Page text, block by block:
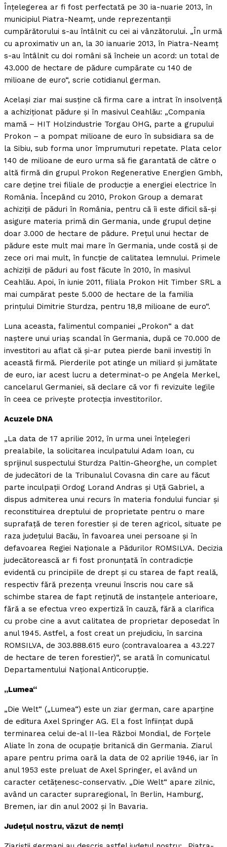
Înţelegerea ar fi fost perfectată pe 30 ia-nuarie 2013, în
municipiul Piatra-Neamţ, unde reprezentanţii
cumpărătorului s-au întâlnit cu cei ai vânzătorului. „În urmă
cu aproximativ un an, la 30 ianuarie 2013, în Piatra-Neamţ
s-au întâlnit cu doi români să încheie un acord: un total de
43.000 de hectare de pădure cumpărate cu 140 de
milioane de euro“, scrie cotidianul german.
Acelaşi ziar mai susţine că firma care a intrat în insolvenţă
a achiziţionat pădure şi în masivul Ceahlău: „Compania
mamă – HIT Holzindustrie Torgau OHG, parte a grupului
Prokon – a pompat milioane de euro în subsidiara sa de
la Sibiu, sub forma unor împrumuturi repetate. Plata celor
140 de milioane de euro urma să fie garantată de către o
altă firmă din grupul Prokon Regenerative Energien Gmbh,
care deţine trei filiale de producţie a energiei electrice în
România. Începând cu 2010, Prokon Group a demarat
achiziţii de păduri în România, pentru că îi este dificil să-şi
asigure materia primă din Germania, unde grupul deţine
doar 3.000 de hectare de pădure. Preţul unui hectar de
pădure este mult mai mare în Germania, unde costă şi de
zece ori mai mult, în funcţie de calitatea lemnului. Primele
achiziţii de păduri au fost făcute în 2010, în masivul
Ceahlău. Apoi, în iunie 2011, filiala Prokon Hit Timber SRL a
mai cumpărat peste 5.000 de hectare de la familia
prinţului Dimitrie Sturdza, pentru 18,8 milioane de euro“.
Luna aceasta, falimentul companiei „Prokon“ a dat
naştere unui uriaş scandal în Germania, după ce 70.000 de
investitori au aflat că şi-ar putea pierde banii investiţi în
această firmă. Pierderile pot atinge un miliard şi jumătate
de euro, iar acest lucru a determinat-o pe Angela Merkel,
cancelarul Germaniei, să declare că vor fi revizuite legile
în ceea ce priveşte protecţia investitorilor.
Acuzele DNA
„La data de 17 aprilie 2012, în urma unei înţelegeri
prealabile, la solicitarea inculpatului Adam Ioan, cu
sprijinul suspectului Sturdza Paltin-Gheorghe, un complet
de judecători de la Tribunalul Covasna din care au făcut
parte inculpaţii Ordog Lorand Andras şi Uţă Gabriel, a
dispus admiterea unui recurs în materia fondului funciar şi
reconstituirea dreptului de proprietate pentru o mare
suprafaţă de teren forestier şi de teren agricol, situate pe
raza judeţului Bacău, în favoarea unei persoane şi în
defavoarea Regiei Naţionale a Pădurilor ROMSILVA. Decizia
judecătorească ar fi fost pronunţată în contradicţie
evidentă cu principiile de drept şi cu starea de fapt reală,
respectiv fără prezenţa vreunui înscris nou care să
schimbe starea de fapt reţinută de instanţele anterioare,
fără a se efectua vreo expertiză în cauză, fără a clarifica
cu probe cine a avut calitatea de proprietar deposedat în
anul 1945. Astfel, a fost creat un prejudiciu, în sarcina
ROMSILVA, de 303.888.615 euro (contravaloarea a 43.227
de hectare de teren forestier)“, se arată în comunicatul
Departamentului Naţional Anticorupţie.
„Lumea“
„Die Welt“ („Lumea“) este un ziar german, care aparţine
de editura Axel Springer AG. El a fost înfiinţat după
terminarea celui de-al II-lea Război Mondial, de Forţele
Aliate în zona de ocupaţie britanică din Germania. Ziarul
apare pentru prima oară la data de 02 aprilie 1946, iar în
anul 1953 este preluat de Axel Springer, el având un
caracter cetăţenesc-conservativ. „Die Welt“ apare zilnic,
având un caracter supraregional, în Berlin, Hamburg,
Bremen, iar din anul 2002 şi în Bavaria.
Judeţul nostru, văzut de nemţi